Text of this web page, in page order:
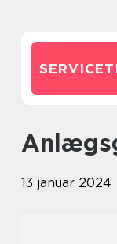
13 januar 2024